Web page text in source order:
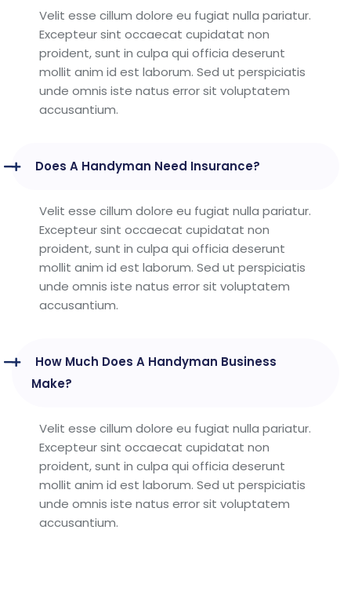
Velit esse cillum dolore eu fugiat nulla pariatur.
Excepteur sint occaecat cupidatat non
proident, sunt in culpa qui officia deserunt
mollit anim id est laborum. Sed ut perspiciatis
unde omnis iste natus error sit voluptatem
accusantium.
Does A Handyman Need Insurance?
Velit esse cillum dolore eu fugiat nulla pariatur.
Excepteur sint occaecat cupidatat non
proident, sunt in culpa qui officia deserunt
mollit anim id est laborum. Sed ut perspiciatis
unde omnis iste natus error sit voluptatem
accusantium.
How Much Does A Handyman Business
Make?
Velit esse cillum dolore eu fugiat nulla pariatur.
Excepteur sint occaecat cupidatat non
proident, sunt in culpa qui officia deserunt
mollit anim id est laborum. Sed ut perspiciatis
unde omnis iste natus error sit voluptatem
accusantium.